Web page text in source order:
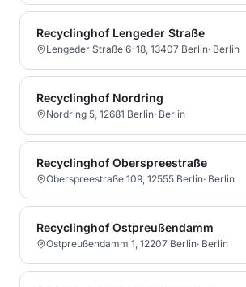
Recyclinghof Lengeder Straße
Lengeder Straße 6-18, 13407 Berlin· Berlin
Recyclinghof Nordring
Nordring 5, 12681 Berlin· Berlin
Recyclinghof Oberspreestraße
Oberspreestraße 109, 12555 Berlin· Berlin
Recyclinghof Ostpreußendamm
Ostpreußendamm 1, 12207 Berlin· Berlin